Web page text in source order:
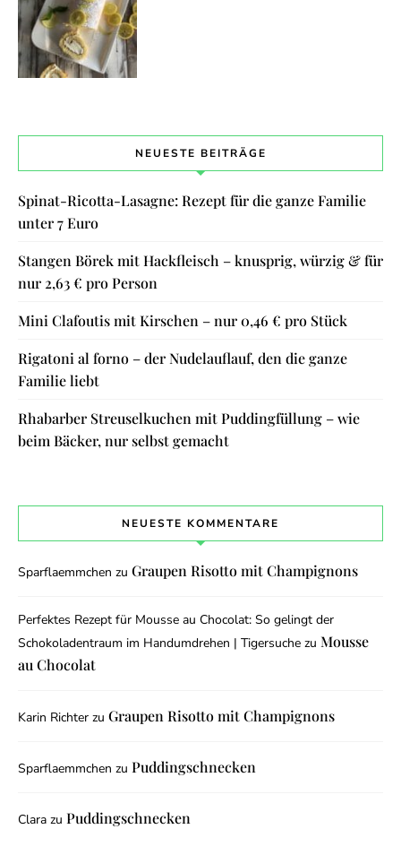
NEUESTE BEITRÄGE
Spinat-Ricotta-Lasagne: Rezept für die ganze Familie
unter 7 Euro
Stangen Börek mit Hackfleisch – knusprig, würzig & für
nur 2,63 € pro Person
Mini Clafoutis mit Kirschen – nur 0,46 € pro Stück
Rigatoni al forno – der Nudelauflauf, den die ganze
Familie liebt
Rhabarber Streuselkuchen mit Puddingfüllung – wie
beim Bäcker, nur selbst gemacht
NEUESTE KOMMENTARE
Sparflaemmchen zu Graupen Risotto mit Champignons
Perfektes Rezept für Mousse au Chocolat: So gelingt der
Schokoladentraum im Handumdrehen | Tigersuche zu Mousse
au Chocolat
Karin Richter zu Graupen Risotto mit Champignons
Sparflaemmchen zu Puddingschnecken
Clara zu Puddingschnecken